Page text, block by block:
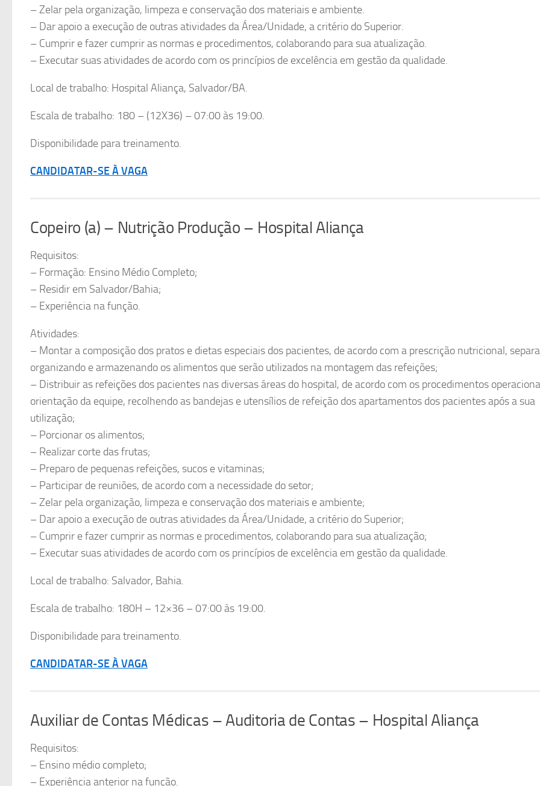
– Zelar pela organização, limpeza e conservação dos materiais e ambiente.
– Dar apoio a execução de outras atividades da Área/Unidade, a critério do Superior.
– Cumprir e fazer cumprir as normas e procedimentos, colaborando para sua atualização.
– Executar suas atividades de acordo com os princípios de excelência em gestão da qualidade.
Local de trabalho: Hospital Aliança, Salvador/BA.
Escala de trabalho: 180 – (12X36) – 07:00 às 19:00.
Disponibilidade para treinamento.
CANDIDATAR-SE À VAGA
Copeiro (a) – Nutrição Produção – Hospital Aliança
Requisitos:
– Formação: Ensino Médio Completo;
– Residir em Salvador/Bahia;
– Experiência na função.
Atividades:
– Montar a composição dos pratos e dietas especiais dos pacientes, de acordo com a prescrição nutricional,
organizando e armazenando os alimentos que serão utilizados na montagem das refeições;
– Distribuir as refeições dos pacientes nas diversas áreas do hospital, de acordo com os procedimentos
orientação da equipe, recolhendo as bandejas e utensílios de refeição dos apartamentos dos pacientes após a sua
utilização;
– Porcionar os alimentos;
– Realizar corte das frutas;
– Preparo de pequenas refeições, sucos e vitaminas;
– Participar de reuniões, de acordo com a necessidade do setor;
– Zelar pela organização, limpeza e conservação dos materiais e ambiente;
– Dar apoio a execução de outras atividades da Área/Unidade, a critério do Superior;
– Cumprir e fazer cumprir as normas e procedimentos, colaborando para sua atualização;
– Executar suas atividades de acordo com os princípios de excelência em gestão da qualidade.
Local de trabalho: Salvador, Bahia.
Escala de trabalho: 180H – 12×36 – 07:00 às 19:00.
Disponibilidade para treinamento.
CANDIDATAR-SE À VAGA
Auxiliar de Contas Médicas – Auditoria de Contas – Hospital Aliança
Requisitos:
– Ensino médio completo;
– Experiência anterior na função.